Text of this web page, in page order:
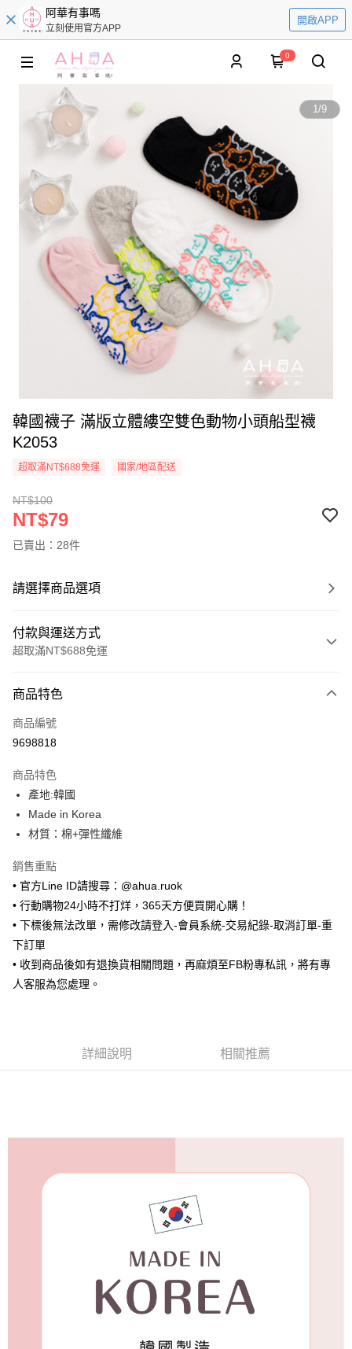
阿華有事嗎
立刻使用官方APP
開啟APP
0
1/9
韓國襪子 滿版立體縷空雙色動物小頭船型襪
K2053
超取滿NT$688免運 國家/地區配送
NT$100
NT$79
已賣出：28件
請選擇商品選項
付款與運送方式
超取滿NT$688免運
信用卡一次付款
超商取貨付款
Apple Pay
街口支付
ATM付款
全家取貨付款
每筆NT$65，滿NT$688(含以上)免運費
付款後全家取貨
宅配(外島)
每筆NT$125，滿NT$1,500(含以上)免運費
商品特色
商品編號
9698818
商品特色
產地:韓國
Made in Korea
材質：棉+彈性纖維
銷售重點
• 官方Line ID請搜尋：@ahua.ruok
• 行動購物24小時不打烊，365天方便買開心購！
• 下標後無法改單，需修改請登入-會員系統-交易紀錄-取消訂單-重
下訂單
• 收到商品後如有退換貨相關問題，再麻煩至FB粉專私訊，將有專
人客服為您處理。
詳細說明 相關推薦